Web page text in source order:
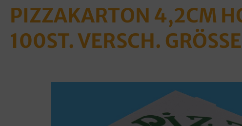
PIZZAKARTON 4,2CM
100ST. VERSCH.